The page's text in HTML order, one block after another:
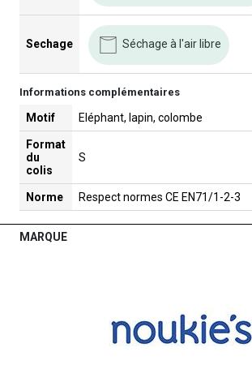
Sechage Séchage à l'air libre
Informations complémentaires
Motif Eléphant, lapin, colombe
Format
du
colis
S
Norme Respect normes CE EN71/1-2-3
MARQUE